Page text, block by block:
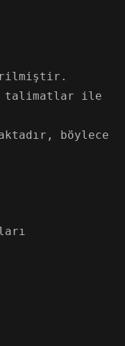
talimatlar ile
böylece